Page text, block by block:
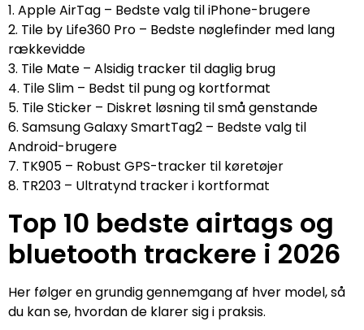
1. Apple AirTag – Bedste valg til iPhone-brugere
2. Tile by Life360 Pro – Bedste nøglefinder med lang
rækkevidde
3. Tile Mate – Alsidig tracker til daglig brug
4. Tile Slim – Bedst til pung og kortformat
5. Tile Sticker – Diskret løsning til små genstande
6. Samsung Galaxy SmartTag2 – Bedste valg til
Android-brugere
7. TK905 – Robust GPS-tracker til køretøjer
8. TR203 – Ultratynd tracker i kortformat
Top 10 bedste airtags og
bluetooth trackere i 2026
Her følger en grundig gennemgang af hver model, så
du kan se, hvordan de klarer sig i praksis.